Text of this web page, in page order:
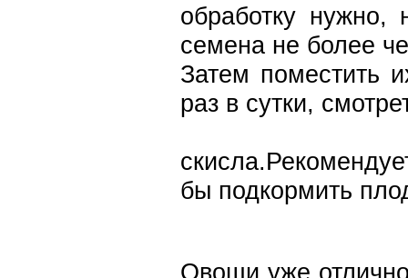
обработку нужно,
семена не более
Затем поместить
раз в сутки,
бы подкормить
Овощи уже